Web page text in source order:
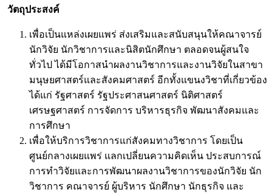
วัตถุประสงค์
เพื่อเป็นแหล่งเผยแพร่ ส่งเสริมและสนับสนุนให้คณาจารย์
นักวิจัย นักวิชาการและนิสิตนักศึกษา ตลอดจนผู้สนใจ
ทั่วไป ได้มีโอกาสนำผลงานวิชาการและงานวิจัยในสาขา
มนุษยศาสตร์และสังคมศาสตร์ อีกทั้งแขนงวิชาที่เกี่ยวข้อง
ได้แก่ รัฐศาสตร์ รัฐประศาสนศาสตร์ นิติศาสตร์
เศรษฐศาสตร์ การจัดการ บริหารธุรกิจ พัฒนาสังคมและ
การศึกษา
เพื่อให้บริการวิชาการแก่สังคมทางวิชาการ โดยเป็น
ศูนย์กลางเผยแพร่ แลกเปลี่ยนความคิดเห็น ประสบการณ์
การทำวิจัยและการพัฒนาผลงานวิชาการของนักวิจัย นัก
วิชาการ คณาจารย์ ผู้บริหาร นักศึกษา นักธุรกิจ และ